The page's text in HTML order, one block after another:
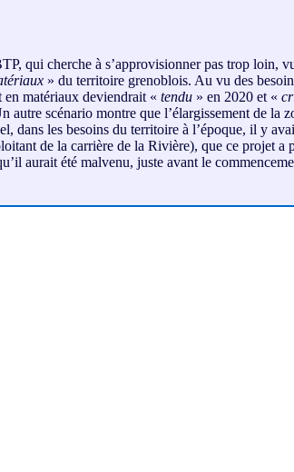
qui cherche à s’approvisionner pas trop loin,
» du territoire grenoblois. Au vu des
en matériaux deviendrait « tendu » en 2020 et «
scénario montre que l’élargissement de
les besoins du territoire à l’époque, il y
de la carrière de la Rivière), que ce projet
aurait été malvenu, juste avant le